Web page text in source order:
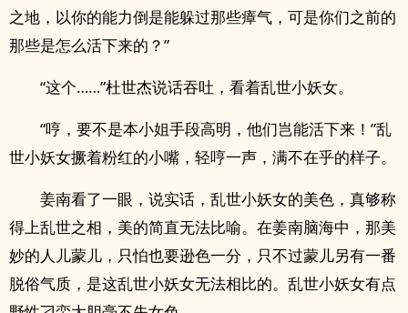
之地，以你的能力倒是能躲过那些瘴气，可是你们之前的
那些是怎么活下来的？”
“这个……”杜世杰说话吞吐，看着乱世小妖女。
“哼，要不是本小姐手段高明，他们岂能活下来！”乱
世小妖女撅着粉红的小嘴，轻哼一声，满不在乎的样子。
姜南看了一眼，说实话，乱世小妖女的美色，真够称
得上乱世之相，美的简直无法比喻。在姜南脑海中，那美
妙的人儿蒙儿，只怕也要逊色一分，只不过蒙儿另有一番
脱俗气质，是这乱世小妖女无法相比的。乱世小妖女有点